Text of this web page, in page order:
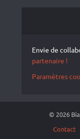
Envie de
partenaire !
Paramètres
© 2026
Contact